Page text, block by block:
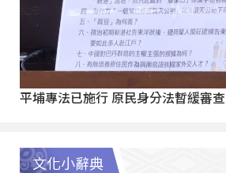
平埔專法已施行 原民身分法暫緩審查
文化小辭典